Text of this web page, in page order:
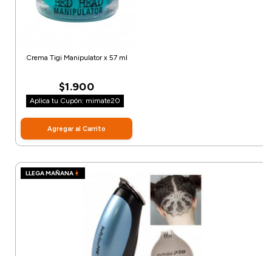
Crema Tigi Manipulator x 57 ml
$1.900
Aplica tu Cupón: mimate20
Agregar al Carrito
LLEGA MAÑANA